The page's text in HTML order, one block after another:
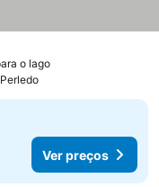
o lago
Ver preços